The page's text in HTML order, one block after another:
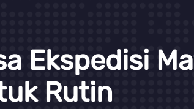
Ekspedisi
Rutin